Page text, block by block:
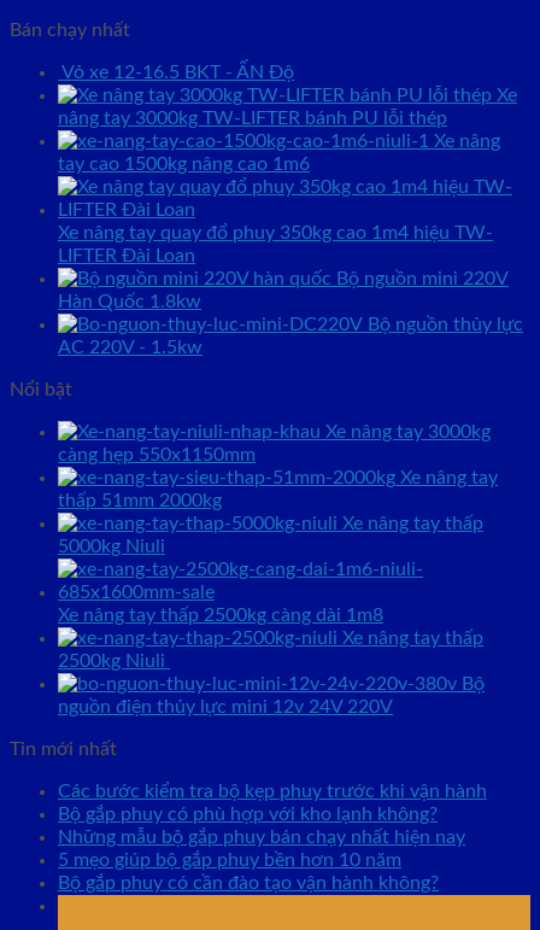
Bán chạy nhất
Vỏ xe 12-16.5 BKT - ẤN Độ
Xe
nâng tay 3000kg TW-LIFTER bánh PU lỗi thép
Xe nâng
tay cao 1500kg nâng cao 1m6
Xe nâng tay quay đổ phuy 350kg cao 1m4 hiệu TW-
LIFTER Đài Loan
Bộ nguồn mini 220V
Hàn Quốc 1.8kw
Bộ nguồn thủy lực
AC 220V - 1.5kw
Nổi bật
Xe nâng tay 3000kg
càng hẹp 550x1150mm
Xe nâng tay
thấp 51mm 2000kg
Xe nâng tay thấp
5000kg Niuli
Xe nâng tay thấp 2500kg càng dài 1m8
Xe nâng tay thấp
2500kg Niuli
Bộ
nguồn điện thủy lực mini 12v 24V 220V
Tin mới nhất
Các bước kiểm tra bộ kẹp phuy trước khi vận hành
Bộ gắp phuy có phù hợp với kho lạnh không?
Những mẫu bộ gắp phuy bán chạy nhất hiện nay
5 mẹo giúp bộ gắp phuy bền hơn 10 năm
Bộ gắp phuy có cần đào tạo vận hành không?